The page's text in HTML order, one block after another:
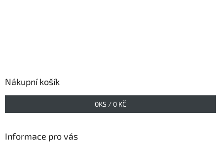
Nákupní košík
0KS / 0 KČ
Informace pro vás